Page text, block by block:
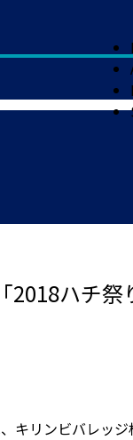
2018ハチ祭
キリンビバレッジ